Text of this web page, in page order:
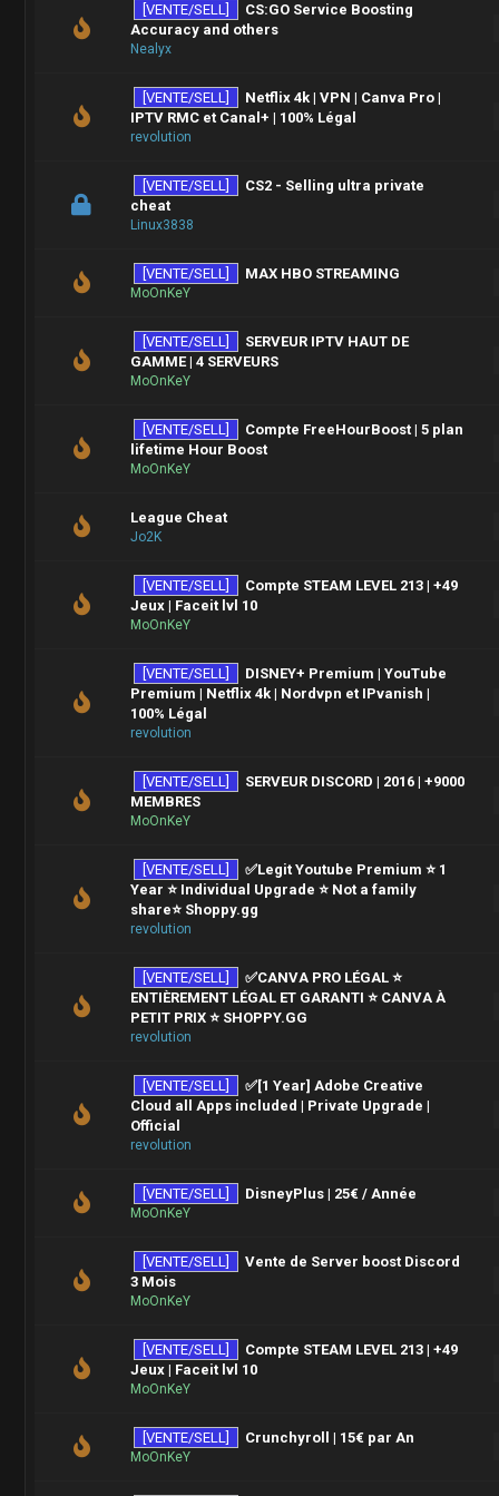
[VENTE/SELL]
CS:GO Service Boosting
Accuracy and others
Nealyx
[VENTE/SELL]
Netflix 4k | VPN | Canva Pro |
IPTV RMC et Canal+ | 100% Légal
revolution
[VENTE/SELL]
CS2 - Selling ultra private
cheat
Linux3838
[VENTE/SELL] MAX HBO STREAMING
MoOnKeY
[VENTE/SELL]
SERVEUR IPTV HAUT DE
GAMME | 4 SERVEURS
MoOnKeY
[VENTE/SELL]
Compte FreeHourBoost | 5 plan
lifetime Hour Boost
MoOnKeY
League Cheat
Jo2K
[VENTE/SELL]
Compte STEAM LEVEL 213 | +49
Jeux | Faceit lvl 10
MoOnKeY
[VENTE/SELL]
DISNEY+ Premium | YouTube
Premium | Netflix 4k | Nordvpn et IPvanish |
100% Légal
revolution
[VENTE/SELL]
SERVEUR DISCORD | 2016 | +9000
MEMBRES
MoOnKeY
[VENTE/SELL]
✅Legit Youtube Premium ⭐ 1
Year ⭐ Individual Upgrade ⭐ Not a family
share⭐ Shoppy.gg
revolution
[VENTE/SELL]
✅CANVA PRO LÉGAL ⭐
ENTIÈREMENT LÉGAL ET GARANTI ⭐ CANVA À
PETIT PRIX ⭐ SHOPPY.GG
revolution
[VENTE/SELL]
✅[1 Year] Adobe Creative
Cloud all Apps included | Private Upgrade |
Official
revolution
[VENTE/SELL] DisneyPlus | 25€ / Année
MoOnKeY
[VENTE/SELL]
Vente de Server boost Discord
3 Mois
MoOnKeY
[VENTE/SELL]
Compte STEAM LEVEL 213 | +49
Jeux | Faceit lvl 10
MoOnKeY
[VENTE/SELL] Crunchyroll | 15€ par An
MoOnKeY